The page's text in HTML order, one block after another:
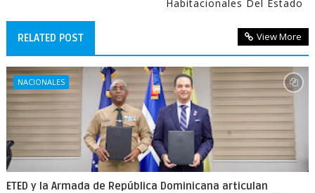
Habitacionales Del Estado
RELATED POST View More
NACIONALES
ETED y la Armada de República Dominicana articulan